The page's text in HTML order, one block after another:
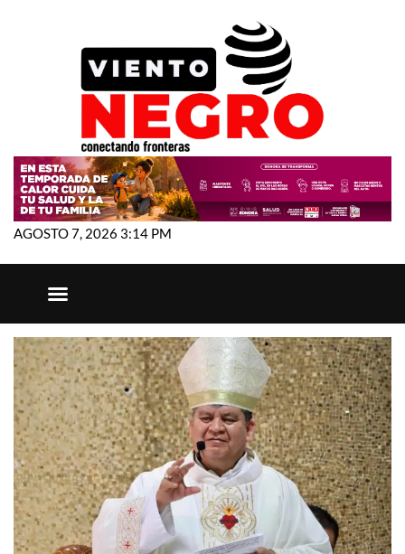
AGOSTO 7, 2026 3:14 PM